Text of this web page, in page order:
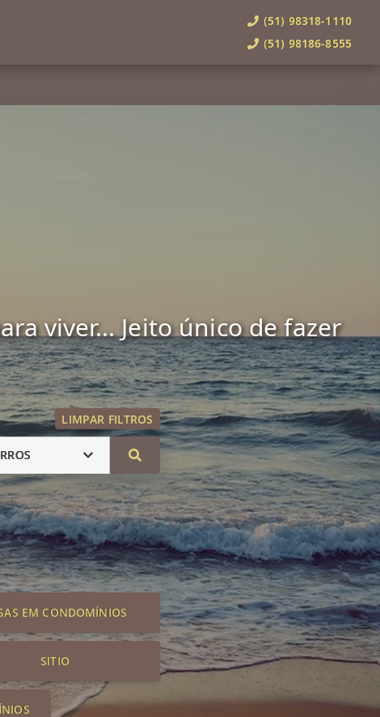
(51) 98318-1110
(51) 98186-8555
viver... Jeito único de fazer
LIMPAR FILTROS
EM CONDOMÍNIOS
SITIO